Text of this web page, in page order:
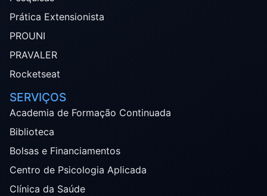
Prática Extensionista
PROUNI
PRAVALER
Rocketseat
SERVIÇOS
Academia de Formação Continuada
Biblioteca
Bolsas e Financiamentos
Centro de Psicologia Aplicada
Clínica da Saúde